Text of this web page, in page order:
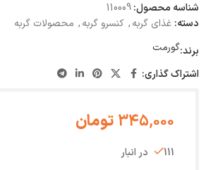
شناسه محصول:110009
دسته: غذای گربه, کنسرو گربه, محصولات گربه
برند:گورمت
اشتراک گذاری:
345,000 تومان
111 در انبار